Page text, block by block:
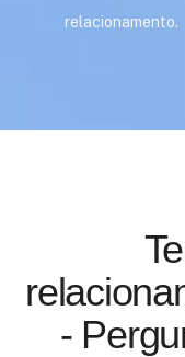
relacionamento.
-